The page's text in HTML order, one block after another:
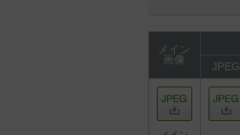
メイン
画像
JPEG